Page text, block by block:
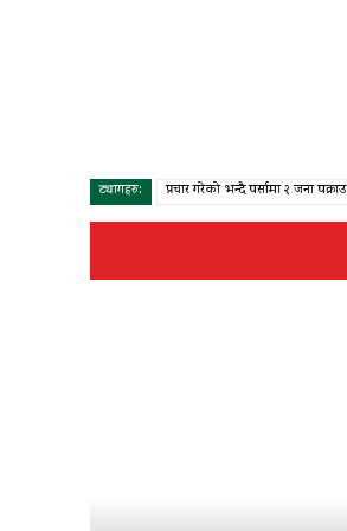
ट्यागहरु: प्रचार गरेको भन्दै पर्सामा २ जना पक्राउ